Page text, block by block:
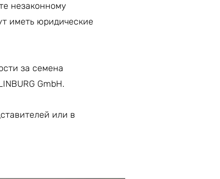
незаконному
иметь юридические
за семена
GmbH.
или в